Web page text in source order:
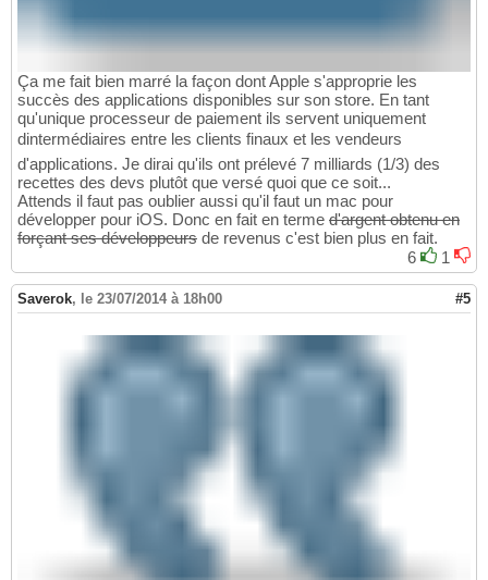
Ça me fait bien marré la façon dont Apple s'approprie les
succès des applications disponibles sur son store. En tant
qu'unique processeur de paiement ils servent uniquement
dintermédiaires entre les clients finaux et les vendeurs
d'applications. Je dirai qu'ils ont prélevé 7 milliards (1/3) des
recettes des devs plutôt que versé quoi que ce soit...
Attends il faut pas oublier aussi qu'il faut un mac pour
développer pour iOS. Donc en fait en terme d'argent obtenu en
forçant ses développeurs de revenus c'est bien plus en fait.
6
1
Saverok, le 23/07/2014 à 18h00 #5